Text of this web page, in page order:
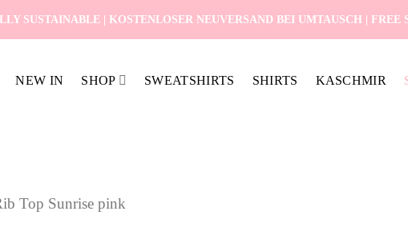
SUSTAINABLE | KOSTENLOSER NEUVERSAND BEI UMTAUSCH | FREE
NEW IN SHOP SWEATSHIRTS SHIRTS KASCHMIR
Top Sunrise pink